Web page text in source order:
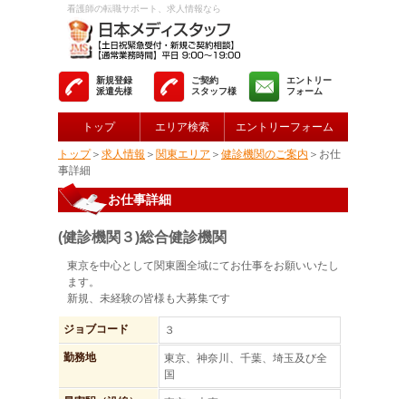
看護師の転職サポート、求人情報なら
新規登録
派遣先様
ご契約
スタッフ様
エントリー
フォーム
トップ エリア検索 エントリーフォーム
トップ＞ 求人情報 ＞ 関東エリア ＞ 健診機関のご案内 ＞お仕
事詳細
お仕事詳細
(健診機関３)総合健診機関
東京を中心として関東圏全域にてお仕事をお願いいたし
ます。
新規、未経験の皆様も大募集です
ジョブコード ３
勤務地
東京、神奈川、千葉、埼玉及び全
国